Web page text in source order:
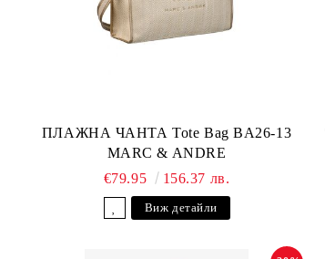
ПЛАЖНА ЧАНТА Tote Bag BA26-13
MARC & ANDRE
€79.95
156.37 лв.
Виж детайли